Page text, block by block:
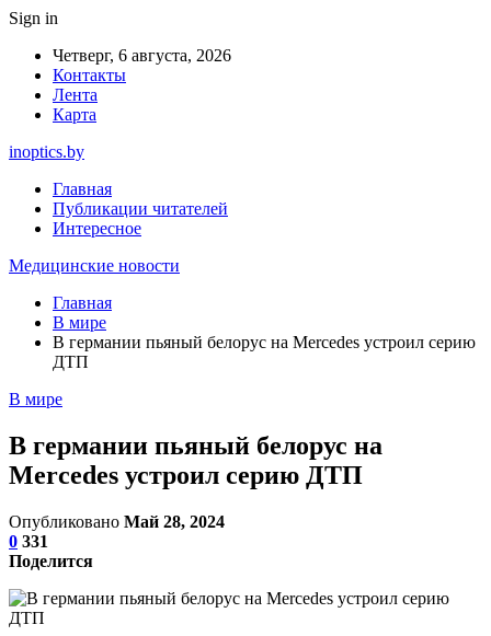
Sign in
Четверг, 6 августа, 2026
Контакты
Лента
Карта
inoptics.by
Главная
Публикации читателей
Интересное
Медицинские новости
Главная
В мире
В германии пьяный белорус на Mercedes устроил серию
ДТП
В мире
В германии пьяный белорус на
Mercedes устроил серию ДТП
Опубликовано Май 28, 2024
0 331
Поделится